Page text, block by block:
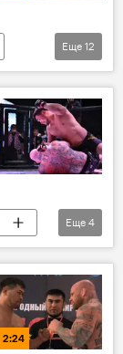
Еще 12
Еще 4
2:24